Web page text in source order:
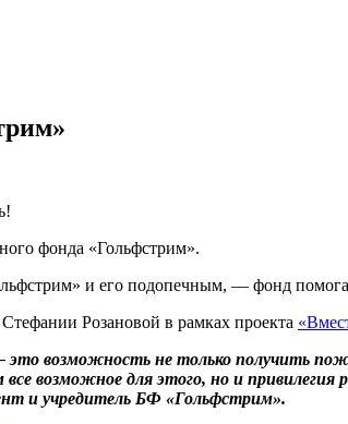
фонда «Гольфстрим».
и его подопечным, — фонд
Розановой в рамках проекта
возможность не только получить
возможное для этого, но и привилегия
и учредитель БФ «Гольфстрим».